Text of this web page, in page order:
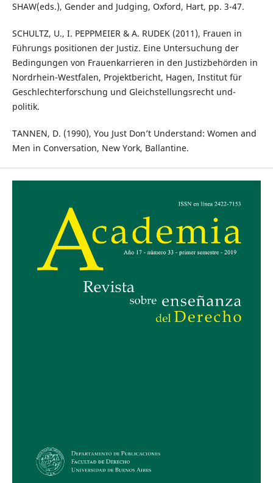
SHAW(eds.), Gender and Judging, Oxford, Hart, pp. 3-47.
SCHULTZ, U., I. PEPPMEIER & A. RUDEK (2011), Frauen in
Führungs positionen der Justiz. Eine Untersuchung der
Bedingungen von Frauenkarrieren in den Justizbehörden in
Nordrhein-Westfalen, Projektbericht, Hagen, Institut für
Geschlechterforschung und Gleichstellungsrecht und-
politik.
TANNEN, D. (1990), You Just Don’t Understand: Women and
Men in Conversation, New York, Ballantine.